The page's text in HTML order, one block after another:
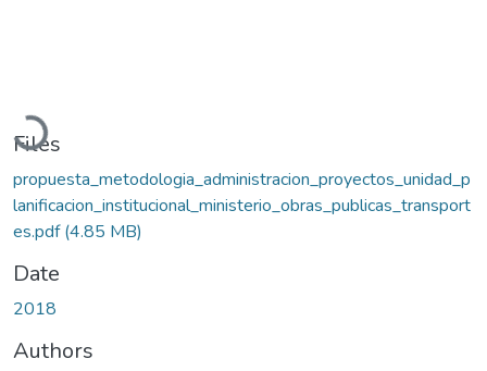
Loading...
Files
propuesta_metodologia_administracion_proyectos_unidad_p
lanificacion_institucional_ministerio_obras_publicas_transport
es.pdf(4.85 MB)
Date
2018
Authors